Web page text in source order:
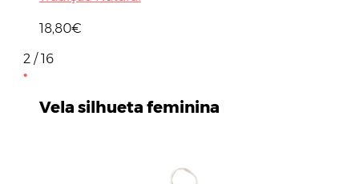
18,80€
2 / 16
Vela silhueta feminina